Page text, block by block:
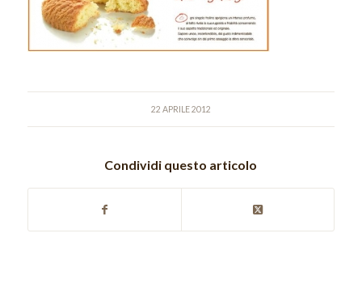
22 APRILE 2012
Condividi questo articolo